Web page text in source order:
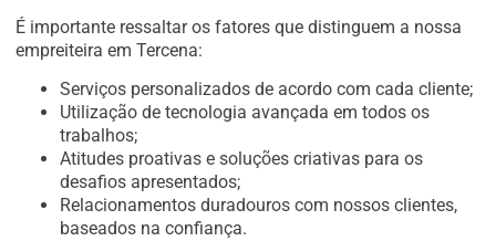
É importante ressaltar os fatores que distinguem a nossa
empreiteira em Tercena:
Serviços personalizados de acordo com cada cliente;
Utilização de tecnologia avançada em todos os
trabalhos;
Atitudes proativas e soluções criativas para os
desafios apresentados;
Relacionamentos duradouros com nossos clientes,
baseados na confiança.